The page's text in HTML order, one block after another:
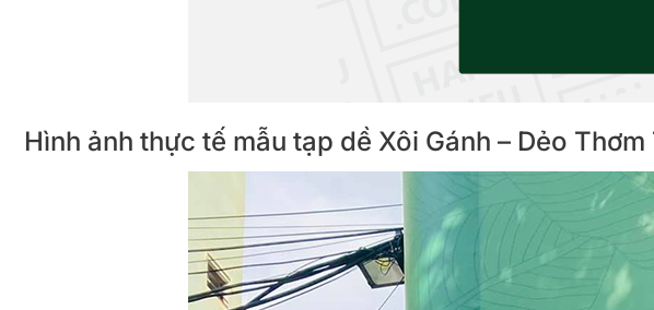
Hình ảnh thực tế mẫu tạp dề Xôi Gánh – Dẻo